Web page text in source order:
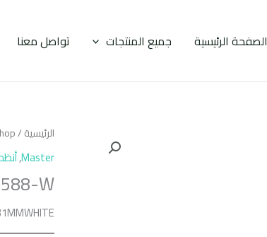
الصفحة الرئيسية جميع المنتجات تواصل معنا
الرئيسية/
Master
,
W